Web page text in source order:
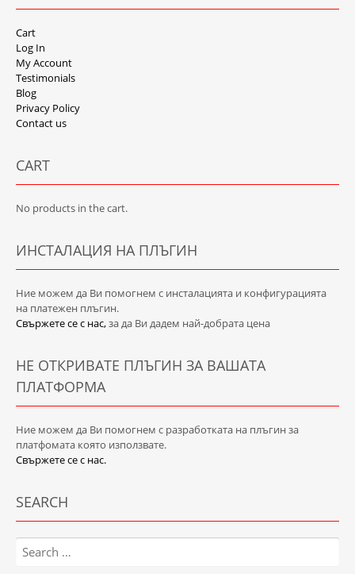
Cart
Log In
My Account
Testimonials
Blog
Privacy Policy
Contact us
CART
No products in the cart.
ИНСТАЛАЦИЯ НА ПЛЪГИН
Ние можем да Ви помогнем с инсталацията и конфигурацията
на платежен плъгин.
Свържете се с нас,за да Ви дадем най-добрата цена
НЕ ОТКРИВАТЕ ПЛЪГИН ЗА ВАШАТА
ПЛАТФОРМА
Ние можем да Ви помогнем с разработката на плъгин за
платфомата която използвате.
Свържете се с нас.
SEARCH
Search
for: